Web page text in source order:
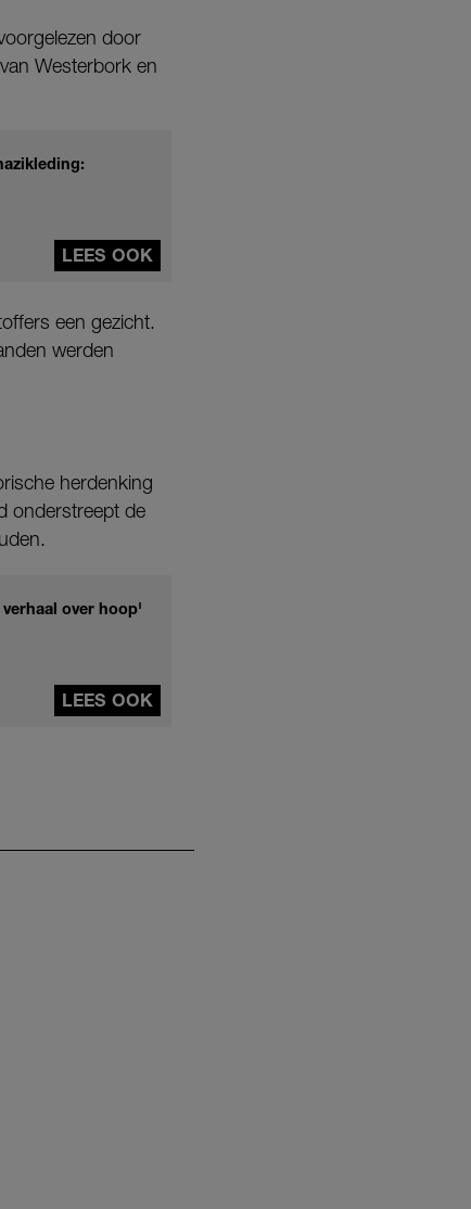
door
Westerbork en
LEES OOK
een gezicht.
werden
herdenking
onderstreept de
over hoop'
LEES OOK